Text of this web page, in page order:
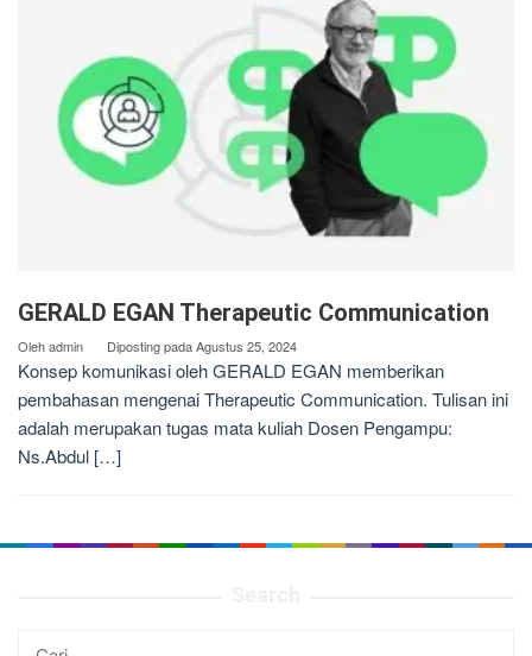
GERALD EGAN Therapeutic Communication
Olehadmin Diposting padaAgustus 25, 2024
Konsep komunikasi oleh GERALD EGAN memberikan
pembahasan mengenai Therapeutic Communication. Tulisan ini
adalah merupakan tugas mata kuliah Dosen Pengampu:
Ns.Abdul […]
Cari